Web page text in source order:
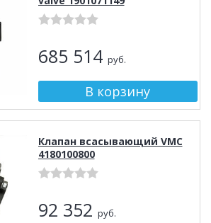
685 514 руб.
Клапан всасывающий VMC
4180100800
92 352 руб.